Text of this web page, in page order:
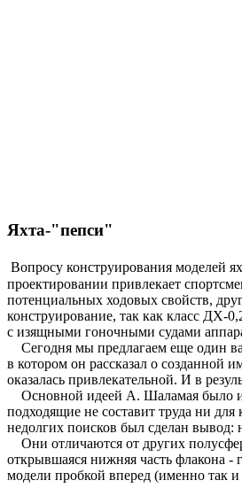
Яхта-"пепси"
Вопросу конструирования моделей
проектировании привлекает
потенциальных ходовых свойств,
конструирование, так как класс ДХ-
с изящными гоночными судами
Сегодня мы предлагаем еще один
в котором он рассказал о созданной
оказалась привлекательной. И в
Основной идеей А. Шаламая было
подходящие не составит труда ни
недолгих поисков был сделан
Они отличаются от других
открывшаяся нижняя часть флакона -
модели пробкой вперед (именно так